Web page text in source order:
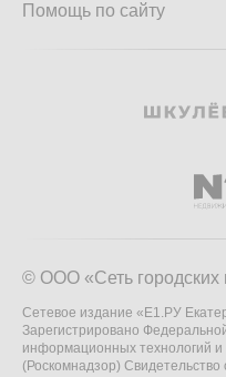
Помощь по сайту
© ООО «Сеть городских
Сетевое издание «Е1.РУ
Зарегистрировано
информационных технологий и
(Роскомнадзор)